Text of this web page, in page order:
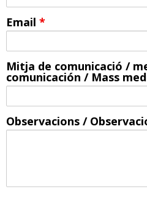
Email *
Mitja de comunicació /
comunicación / Mass
Observacions /